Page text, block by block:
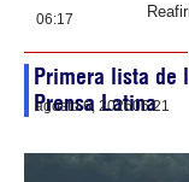
06:17
Primera lista de
Prensa Latina
agosto 6, 202605:21